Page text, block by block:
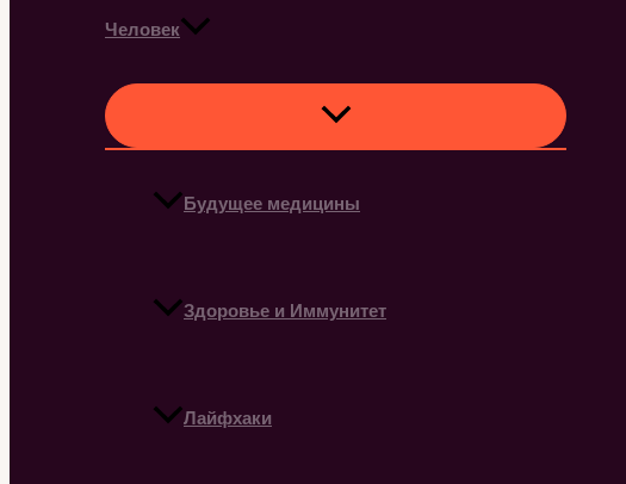
Человек
Будущее медицины
Здоровье и Иммунитет
Лайфхаки